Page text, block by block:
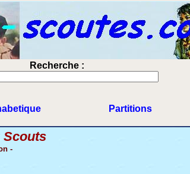
Recherche :
Partitions
Scouts
-